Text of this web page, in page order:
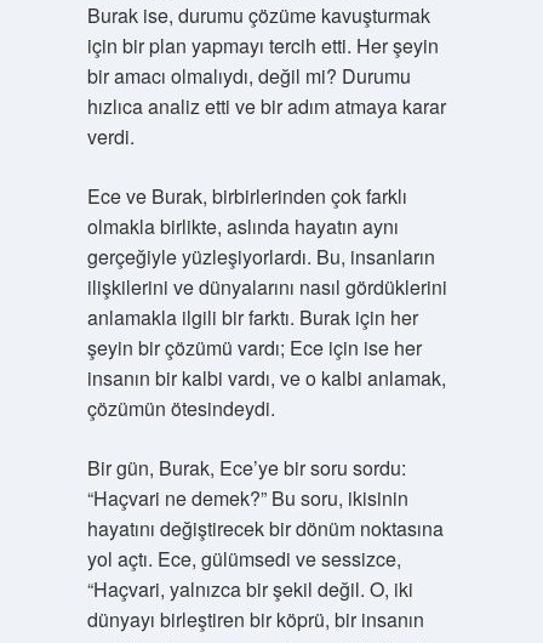
Burak ise, durumu çözüme kavuşturmak
için bir plan yapmayı tercih etti. Her şeyin
bir amacı olmalıydı, değil mi? Durumu
hızlıca analiz etti ve bir adım atmaya karar
verdi.
Ece ve Burak, birbirlerinden çok farklı
olmakla birlikte, aslında hayatın aynı
gerçeğiyle yüzleşiyorlardı. Bu, insanların
ilişkilerini ve dünyalarını nasıl gördüklerini
anlamakla ilgili bir farktı. Burak için her
şeyin bir çözümü vardı; Ece için ise her
insanın bir kalbi vardı, ve o kalbi anlamak,
çözümün ötesindeydi.
Bir gün, Burak, Ece’ye bir soru sordu:
“Haçvari ne demek?” Bu soru, ikisinin
hayatını değiştirecek bir dönüm noktasına
yol açtı. Ece, gülümsedi ve sessizce,
“Haçvari, yalnızca bir şekil değil. O, iki
dünyayı birleştiren bir köprü, bir insanın